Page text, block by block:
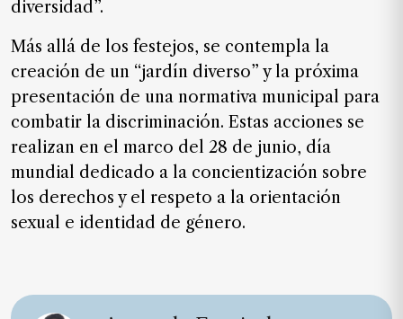
diversidad”.
Más allá de los festejos, se contempla la
creación de un “jardín diverso” y la próxima
presentación de una normativa municipal para
combatir la discriminación. Estas acciones se
realizan en el marco del 28 de junio, día
mundial dedicado a la concientización sobre
los derechos y el respeto a la orientación
sexual e identidad de género.